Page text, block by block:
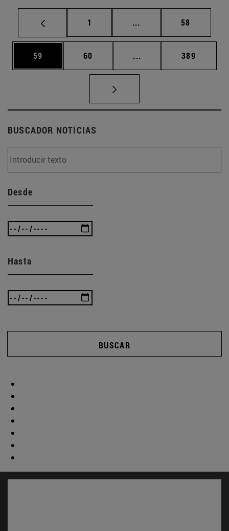
Página
1 ... Páginas intermedias
Página
58
Página
59 Página
60 ... Páginas intermedias
Página
389
BUSCADOR NOTICIAS
Desde
Hasta
BUSCAR